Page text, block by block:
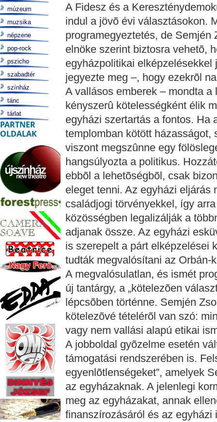
A Fidesz és a
indul a jövõ évi választásokon.
programegyeztetés, de
elnöke szerint biztosra vehetõ,
egyházpolitikai
jegyezte meg –, hogy ezekrõl
A vallásos emberek – mondta
kényszerû kötelességként élik
egyházi szertartás a fontos. Ha
templomban kötött házasságot,
viszont megszûnne egy
hangsúlyozta a politikus.
ebbõl a lehetõségbõl, csak
eleget tenni. Az egyházi eljárás
családjogi törvényekkel, így
közösségben legalizálják a
adjanak össze. Az egyházi
is szerepelt a párt elképzelései
tudták megvalósítani az Orbán-
A megvalósulatlan, és ismét
új tantárgy, a „kötelezõen
lépcsõben történne. Semjén
kötelezõvé tételérõl van szó:
vagy nem vallási alapú etikai
A jobboldal gyõzelme esetén
támogatási rendszerében is.
egyenlõtlenségeket”, amelyek
az egyházaknak. A jelenlegi
meg az egyházakat, annak
finanszírozásáról és az
múzeum
muzsika
népzene
pop-rock
pszicho
szabadtér
színház
tánc
tárlat
PARTNER
OLDALAK